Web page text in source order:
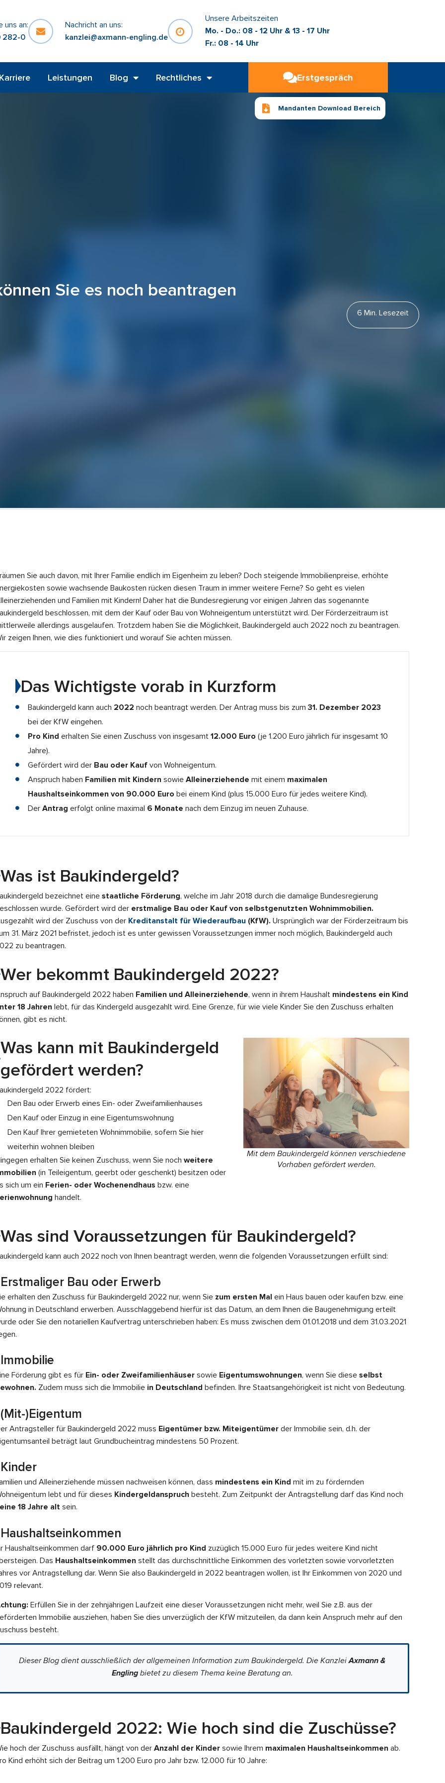
uns an:
282-0
Nachricht an uns:
kanzlei@axmann-engling.de
Unsere Arbeitszeiten
Mo. - Do.: 08 - 12 Uhr & 13 - 17 Uhr
Fr.: 08 - 14 Uhr
Karriere Leistungen Blog Rechtliches
Mandanten Download Bereich
Erstgespräch
Sie es noch beantragen
6 Min. Lesezeit
Sie auch davon, mit Ihrer Familie endlich im Eigenheim zu leben? Doch steigende Immobilienpreise, erhöhte
sowie wachsende Baukosten rücken diesen Traum in immer weitere Ferne? So geht es vielen
und Familien mit Kindern! Daher hat die Bundesregierung vor einigen Jahren das sogenannte
beschlossen, mit dem der Kauf oder Bau von Wohneigentum unterstützt wird. Der Förderzeitraum ist
allerdings ausgelaufen. Trotzdem haben Sie die Möglichkeit, Baukindergeld auch 2022 noch zu beantragen.
zeigen Ihnen, wie dies funktioniert und worauf Sie achten müssen.
Das Wichtigste vorab in Kurzform
Baukindergeld kann auch 2022 noch beantragt werden. Der Antrag muss bis zum 31. Dezember 2023
bei der KfW eingehen.
Pro Kind erhalten Sie einen Zuschuss von insgesamt 12.000 Euro (je 1.200 Euro jährlich für insgesamt 10
Jahre).
Gefördert wird der Bau oder Kauf von Wohneigentum.
Anspruch haben Familien mit Kindern sowie Alleinerziehende mit einem maximalen
Haushaltseinkommen von 90.000 Euro bei einem Kind (plus 15.000 Euro für jedes weitere Kind).
Der Antrag erfolgt online maximal 6 Monate nach dem Einzug im neuen Zuhause.
Was ist Baukindergeld?
bezeichnet eine staatliche Förderung, welche im Jahr 2018 durch die damalige Bundesregierung
wurde. Gefördert wird der erstmalige Bau oder Kauf von selbstgenutzten Wohnimmobilien.
wird der Zuschuss von der Kreditanstalt für Wiederaufbau (KfW). Ursprünglich war der Förderzeitraum bis
31. März 2021 befristet, jedoch ist es unter gewissen Voraussetzungen immer noch möglich, Baukindergeld auch
zu beantragen.
Wer bekommt Baukindergeld 2022?
aufBaukindergeld 2022 haben Familien und Alleinerziehende, wenn in ihrem Haushalt mindestens ein Kind
18 Jahren lebt, für das Kindergeld ausgezahlt wird. Eine Grenze, für wie viele Kinder Sie den Zuschuss erhalten
gibt es nicht.
Was kann mit Baukindergeld
gefördert werden?
2022 fördert:
Den Bau oder Erwerb eines Ein- oder Zweifamilienhauses
Den Kauf oder Einzug in eine Eigentumswohnung
Den Kauf Ihrer gemieteten Wohnimmobilie, sofern Sie hier
weiterhin wohnen bleiben
erhalten Sie keinen Zuschuss, wenn Sie noch weitere
(in Teileigentum, geerbt oder geschenkt) besitzen oder
sich um ein Ferien- oder Wochenendhaus bzw. eine
handelt.
Mit dem Baukindergeld können verschiedene
Vorhaben gefördert werden.
Was sind Voraussetzungen für Baukindergeld?
kann auch 2022 noch von Ihnen beantragt werden, wenn die folgenden Voraussetzungen erfüllt sind:
Erstmaliger Bau oder Erwerb
erhalten den Zuschuss für Baukindergeld 2022 nur, wenn Sie zum ersten Mal ein Haus bauen oder kaufen bzw. eine
in Deutschland erwerben. Ausschlaggebend hierfür ist das Datum, an dem Ihnen die Baugenehmigung erteilt
oder Sie den notariellen Kaufvertrag unterschrieben haben: Es muss zwischen dem 01.01.2018 und dem 31.03.2021
Immobilie
Förderung gibt es für Ein- oder Zweifamilienhäuser sowie Eigentumswohnungen, wenn Sie diese selbst
Zudem muss sich die Immobilie in Deutschland befinden. Ihre Staats­angehörigkeit ist nicht von Bedeutung.
(Mit-)Eigentum
Antragsteller fürBaukindergeld 2022 muss Eigentümer bzw. Miteigentümer der Immobilie sein, d.h. der
beträgt laut Grundbucheintrag mindestens 50 Prozent.
Kinder
und Alleinerziehende müssen nachweisen können, dass mindestens ein Kind mit im zu fördernden
lebt und für dieses Kindergeldanspruch besteht. Zum Zeitpunkt der Antragstellung darf das Kind noch
18 Jahre alt sein.
Haushaltseinkommen
Haushaltseinkommen darf 90.000 Euro jährlich pro Kind zuzüglich 15.000 Euro für jedes weitere Kind nicht
Das Haushaltseinkommen stellt das durchschnittliche Einkommen des vorletzten sowie vorvor­letzten
vor Antragstellung dar. Wenn Sie also Baukindergeld in 2022 beantragen wollen, ist Ihr Einkommen von 2020 und
relevant.
Erfüllen Sie in der zehnjährigen Laufzeit eine dieser Voraussetzungen nicht mehr, weil Sie z.B. aus der
Immobilie ausziehen, haben Sie dies unverzüglich der KfW mitzuteilen, da dann kein Anspruch mehr auf den
besteht.
Dieser Blog dient ausschließlich der allgemeinen Information zum Baukindergeld. Die KanzleiAxmann &
Englingbietet zu diesem Thema keine Beratung an.
Baukindergeld 2022: Wie hoch sind die Zuschüsse?
hoch der Zuschuss ausfällt, hängt von der Anzahl der Kinder sowie Ihrem maximalen Haushaltseinkommen ab.
Kind erhöht sich der Beitrag um 1.200 Euro pro Jahr bzw. 12.000 für 10 Jahre: